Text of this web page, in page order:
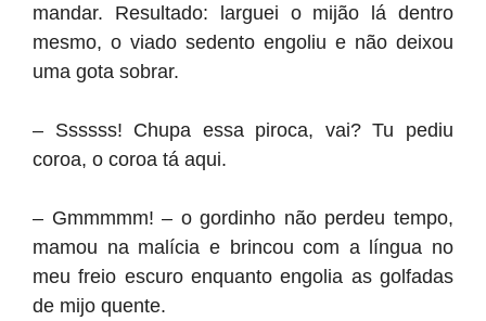
mandar. Resultado: larguei o mijão lá dentro
mesmo, o viado sedento engoliu e não deixou
uma gota sobrar.
– Ssssss! Chupa essa piroca, vai? Tu pediu
coroa, o coroa tá aqui.
– Gmmmmm! – o gordinho não perdeu tempo,
mamou na malícia e brincou com a língua no
meu freio escuro enquanto engolia as golfadas
de mijo quente.